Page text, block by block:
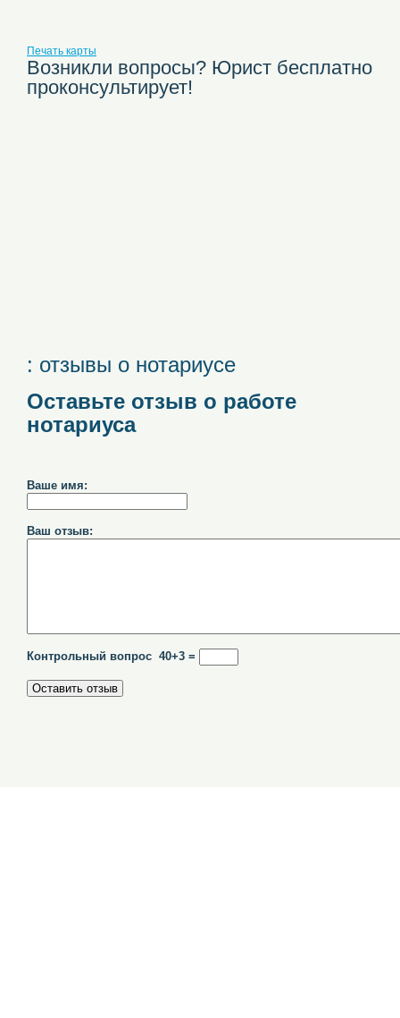
Печать карты
Возникли вопросы? Юрист бесплатно
проконсультирует!
: отзывы о нотариусе
Оставьте отзыв о работе
нотариуса
Ваше имя:
Ваш отзыв:
Контрольный вопрос 40+3 =